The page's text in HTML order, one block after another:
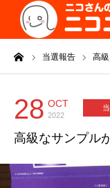
当選報告 高
28 OCT
2022
高級なサンプル